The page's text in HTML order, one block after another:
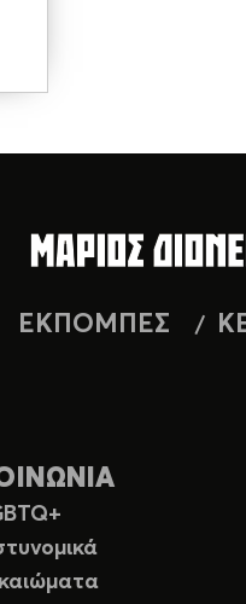
ΕΚΠΟΜΠΕΣ